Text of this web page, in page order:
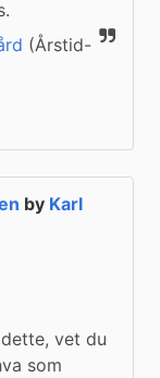
(Årstid-
by Karl
vet du
som